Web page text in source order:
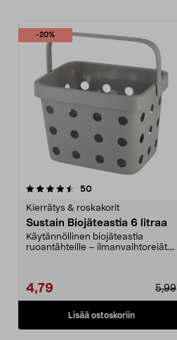
-20%
50arvostelut
Kierrätys & roskakorit
Sustain Biojäteastia 6 litraa
Käytännöllinen biojäteastia
ruoantähteille – ilmanvaihtoreiät.
5,99
4,79
Lisää ostoskoriin